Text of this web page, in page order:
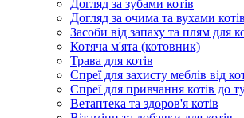
Догляд за зубами котів
Догляд за очима та вухами котів
Засоби від запаху та плям для
Котяча м'ята (котовник)
Трава для котів
Спреї для захисту меблів від
Спреї для привчання котів до
Ветаптека та здоров'я котів